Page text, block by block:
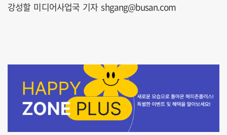
강성할 미디어사업국 기자 shgang@busan.com